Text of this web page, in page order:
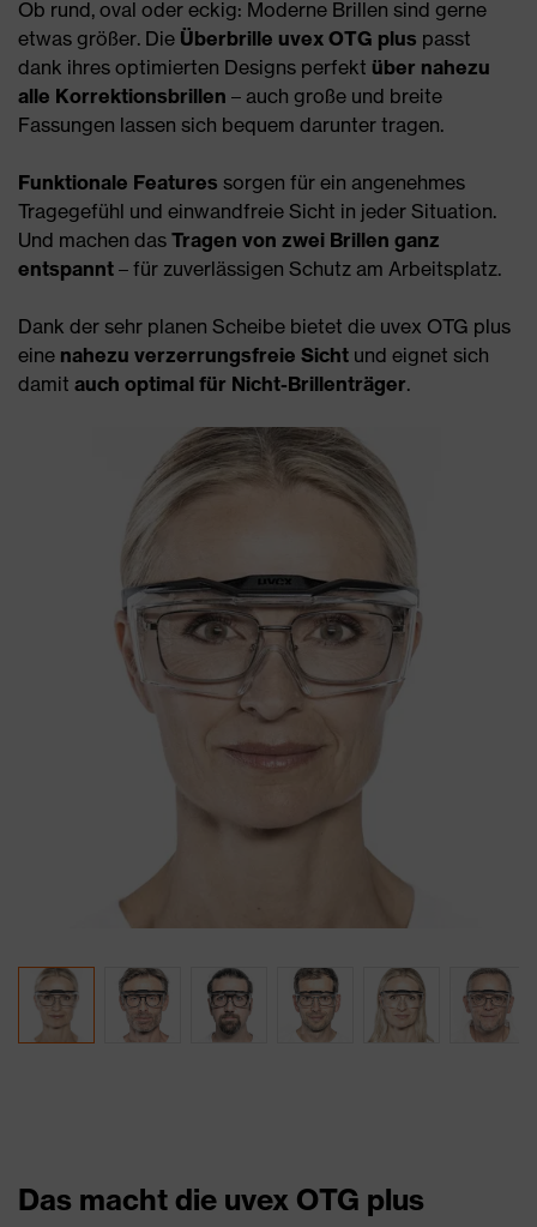
Ob rund, oval oder eckig: Moderne Brillen sind gerne
etwas größer. Die Überbrille uvex OTG plus passt
dank ihres optimierten Designs perfekt über nahezu
alle Korrektionsbrillen – auch große und breite
Fassungen lassen sich bequem darunter tragen.
Funktionale Features sorgen für ein angenehmes
Tragegefühl und einwandfreie Sicht in jeder Situation.
Und machen das Tragen von zwei Brillen ganz
entspannt – für zuverlässigen Schutz am Arbeitsplatz.
Dank der sehr planen Scheibe bietet die uvex OTG plus
eine nahezu verzerrungsfreie Sicht und eignet sich
damit auch optimal für Nicht-Brillenträger.
Das macht die uvex OTG plus